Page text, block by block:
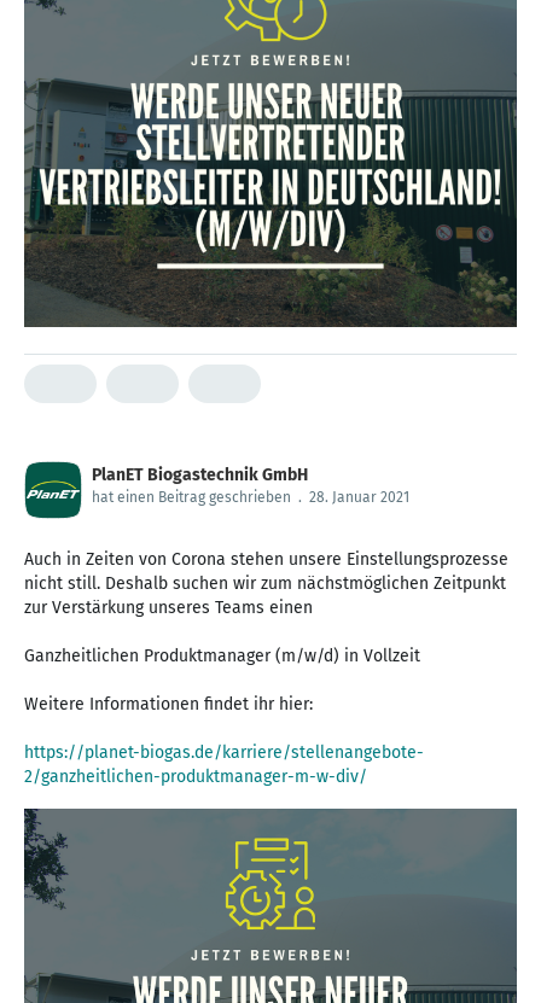
PlanET Biogastechnik GmbH
hat einen Beitrag geschrieben . 28. Januar 2021
Auch in Zeiten von Corona stehen unsere Einstellungsprozesse
nicht still. Deshalb suchen wir zum nächstmöglichen Zeitpunkt
zur Verstärkung unseres Teams einen
Ganzheitlichen Produktmanager (m/w/d) in Vollzeit
Weitere Informationen findet ihr hier:
https://planet-biogas.de/karriere/stellenangebote-
2/ganzheitlichen-produktmanager-m-w-div/